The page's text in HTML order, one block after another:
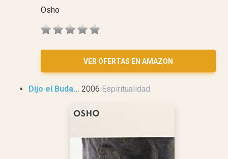
Osho
VER OFERTAS EN AMAZON
Dijo el Buda... 2006 Espiritualidad